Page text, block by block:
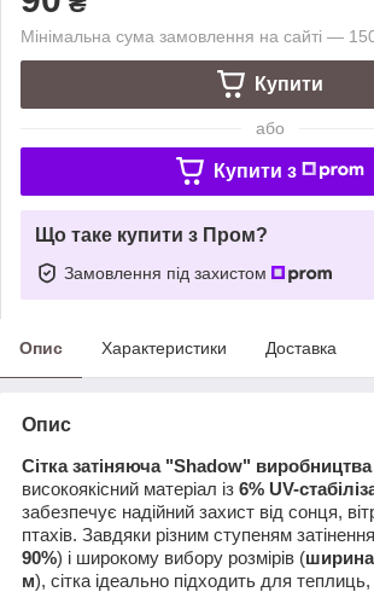
Мінімальна сума замовлення на сайті —
Купити
або
Купити з
Що таке купити з Пром?
Замовлення під захистом
Опис Характеристики Доставка
Опис
Сітка затіняюча "Shadow" виробництва
високоякісний матеріал із 6% UV-
забезпечує надійний захист від сонця,
птахів. Завдяки різним ступеням
90%) і широкому вибору розмірів (
м), сітка ідеально підходить для теплиць,